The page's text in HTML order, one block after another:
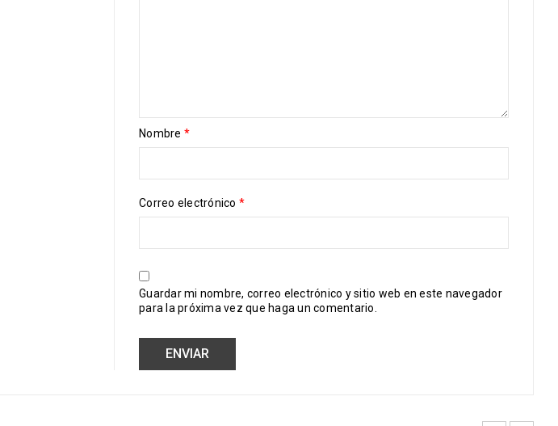
Nombre *
Correo electrónico *
Guardar mi nombre, correo electrónico y sitio web en este navegador
para la próxima vez que haga un comentario.